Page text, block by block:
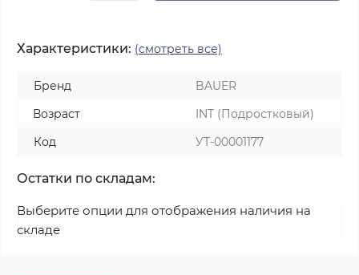
Характеристики: (смотреть все)
Бренд
BAUER
Возраст
INT (Подростковый)
Код
УТ-00001177
Остатки по складам:
Выберите опции для отображения наличия на
складе